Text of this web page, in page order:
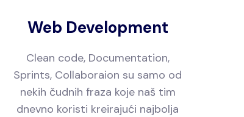
Web Development
Clean code, Documentation,
Sprints, Collaboraion su samo od
nekih čudnih fraza koje naš tim
dnevno koristi kreirajući najbolja